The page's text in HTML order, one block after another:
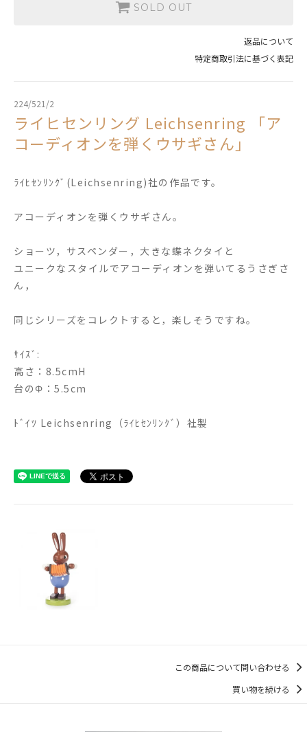
SOLD OUT
返品について
特定商取引法に基づく表記
224/521/2
ライヒセンリング Leichsenring 「ア
コーディオンを弾くウサギさん」
ﾗｲﾋｾﾝﾘﾝｸﾞ(Leichsenring)社の作品です。
アコーディオンを弾くウサギさん。
ショーツ，サスペンダー，大きな蝶ネクタイと
ユニークなスタイルでアコーディオンを弾いてるうさぎさ
ん，
同じシリーズをコレクトすると，楽しそうですね。
ｻｲｽﾞ:
高さ：8.5cmH
台のΦ：5.5cm
ﾄﾞｲﾂ Leichsenring（ﾗｲﾋｾﾝﾘﾝｸﾞ）社製
この商品について問い合わせる
買い物を続ける